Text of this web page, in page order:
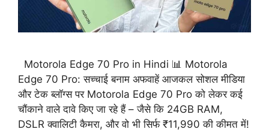
Motorola Edge 70 Pro in Hindi 📊 Motorola
Edge 70 Pro: सच्चाई बनाम अफवाहें आजकल सोशल मीडिया
और टेक ब्लॉग्स पर Motorola Edge 70 Pro को लेकर कई
चौंकाने वाले दावे किए जा रहे हैं – जैसे कि 24GB RAM,
DSLR क्वालिटी कैमरा, और वो भी सिर्फ ₹11,990 की कीमत में!